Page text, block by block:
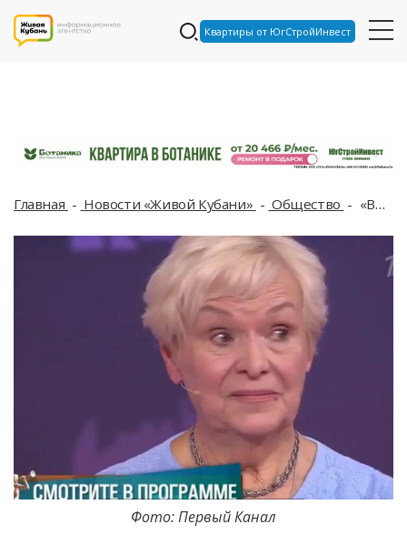
Квартиры от ЮгСтройИнвест
Главная Новости «Живой Кубани» Общество «Выставили в одном халате»: как 80-летняя пенсионерка из Сочи борется за свою квартиру
Фото: Первый Канал